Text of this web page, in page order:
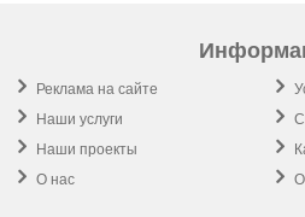
Реклама на сайте
Наши услуги
Наши проекты
О нас